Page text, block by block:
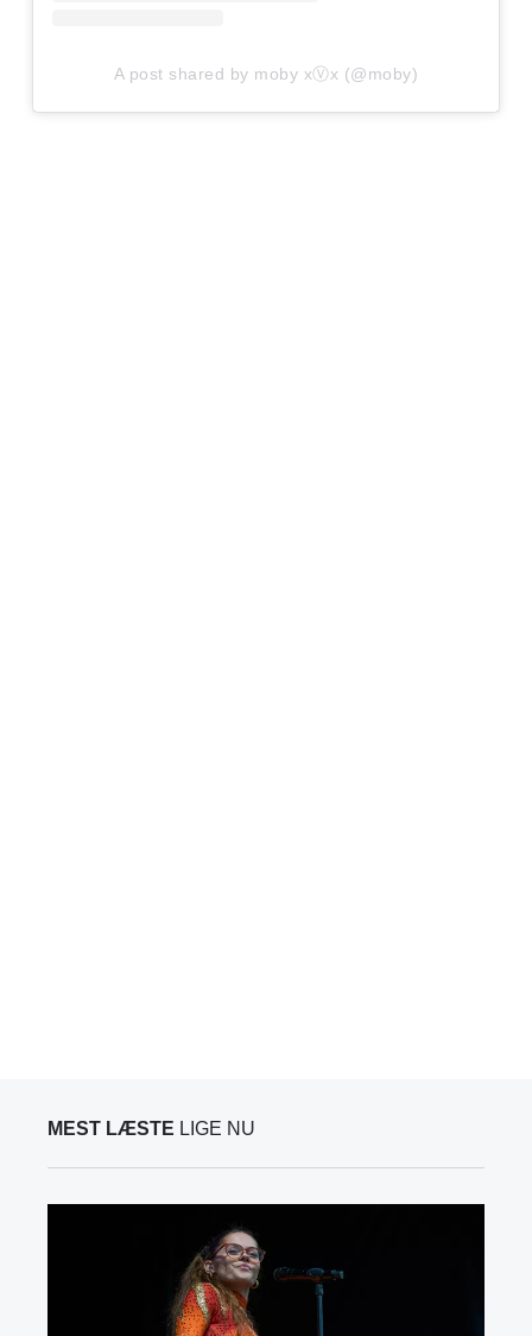
A post shared by moby xⓋx (@moby)
MEST LÆSTE LIGE NU